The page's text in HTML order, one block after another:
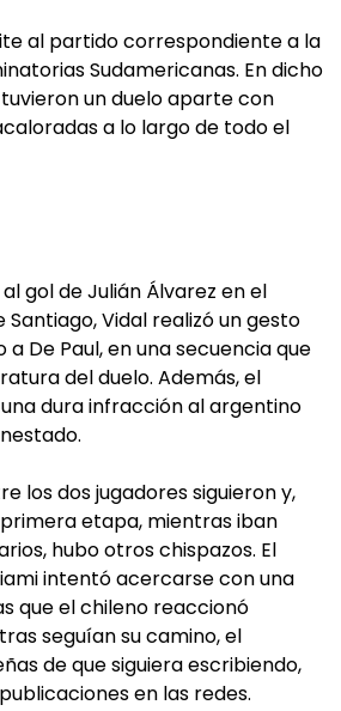
al partido correspondiente a la
Sudamericanas. En dicho
un duelo aparte con
a lo largo de todo el
gol de Julián Álvarez en el
Santiago, Vidal realizó un gesto
De Paul, en una secuencia que
del duelo. Además, el
dura infracción al argentino
los dos jugadores siguieron y,
etapa, mientras iban
hubo otros chispazos. El
intentó acercarse con una
que el chileno reaccionó
seguían su camino, el
de que siguiera escribiendo,
en las redes.